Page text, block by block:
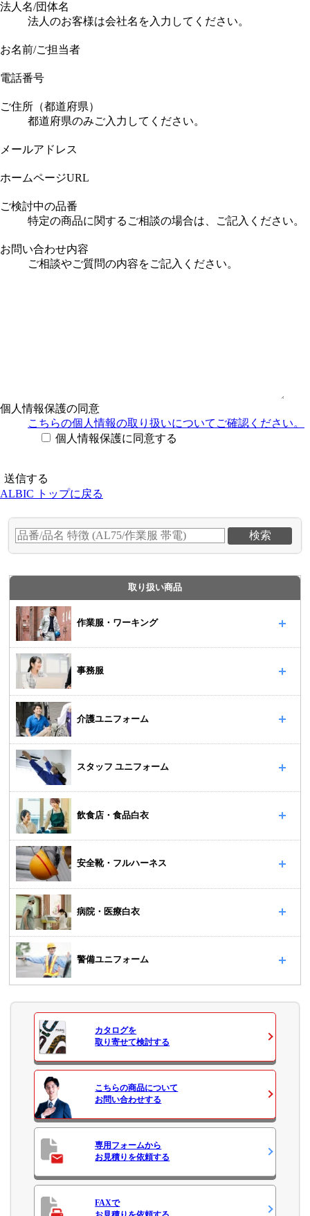
法人名/団体名
法人のお客様は会社名を入力してください。
お名前/ご担当者
電話番号
ご住所（都道府県）
都道府県のみご入力してください。
メールアドレス
ホームページURL
ご検討中の品番
特定の商品に関するご相談の場合は、ご記入ください。
お問い合わせ内容
ご相談やご質問の内容をご記入ください。
個人情報保護の同意
こちらの個人情報の取り扱いについてご確認ください。
個人情報保護に同意する
ALBIC トップに戻る
取り扱い商品
作業服・ワーキング
事務服
介護ユニフォーム
スタッフ ユニフォーム
飲食店・食品白衣
安全靴・フルハーネス
病院・医療白衣
警備ユニフォーム
カタログを
取り寄せて検討する
こちらの商品について
お問い合わせする
専用フォームから
お見積り を依頼する
FAXで